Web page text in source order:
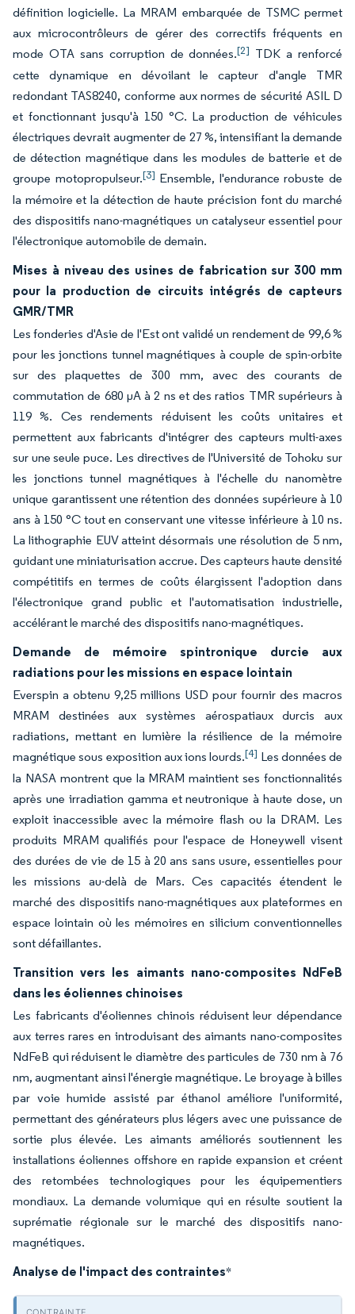
définition logicielle. La MRAM embarquée de TSMC permet
aux microcontrôleurs de gérer des correctifs fréquents en
mode OTA sans corruption de données.[2] TDK a renforcé
cette dynamique en dévoilant le capteur d'angle TMR
redondant TAS8240, conforme aux normes de sécurité ASIL D
et fonctionnant jusqu'à 150 °C. La production de véhicules
électriques devrait augmenter de 27 %, intensifiant la demande
de détection magnétique dans les modules de batterie et de
groupe motopropulseur.[3] Ensemble, l'endurance robuste de
la mémoire et la détection de haute précision font du marché
des dispositifs nano-magnétiques un catalyseur essentiel pour
l'électronique automobile de demain.
Mises à niveau des usines de fabrication sur 300 mm
pour la production de circuits intégrés de capteurs
GMR/TMR
Les fonderies d'Asie de l'Est ont validé un rendement de 99,6 %
pour les jonctions tunnel magnétiques à couple de spin-orbite
sur des plaquettes de 300 mm, avec des courants de
commutation de 680 µA à 2 ns et des ratios TMR supérieurs à
119 %. Ces rendements réduisent les coûts unitaires et
permettent aux fabricants d'intégrer des capteurs multi-axes
sur une seule puce. Les directives de l'Université de Tohoku sur
les jonctions tunnel magnétiques à l'échelle du nanomètre
unique garantissent une rétention des données supérieure à 10
ans à 150 °C tout en conservant une vitesse inférieure à 10 ns.
La lithographie EUV atteint désormais une résolution de 5 nm,
guidant une miniaturisation accrue. Des capteurs haute densité
compétitifs en termes de coûts élargissent l'adoption dans
l'électronique grand public et l'automatisation industrielle,
accélérant le marché des dispositifs nano-magnétiques.
Demande de mémoire spintronique durcie aux
radiations pour les missions en espace lointain
Everspin a obtenu 9,25 millions USD pour fournir des macros
MRAM destinées aux systèmes aérospatiaux durcis aux
radiations, mettant en lumière la résilience de la mémoire
magnétique sous exposition aux ions lourds.[4] Les données de
la NASA montrent que la MRAM maintient ses fonctionnalités
après une irradiation gamma et neutronique à haute dose, un
exploit inaccessible avec la mémoire flash ou la DRAM. Les
produits MRAM qualifiés pour l'espace de Honeywell visent
des durées de vie de 15 à 20 ans sans usure, essentielles pour
les missions au-delà de Mars. Ces capacités étendent le
marché des dispositifs nano-magnétiques aux plateformes en
espace lointain où les mémoires en silicium conventionnelles
sont défaillantes.
Transition vers les aimants nano-composites NdFeB
dans les éoliennes chinoises
Les fabricants d'éoliennes chinois réduisent leur dépendance
aux terres rares en introduisant des aimants nano-composites
NdFeB qui réduisent le diamètre des particules de 730 nm à 76
nm, augmentant ainsi l'énergie magnétique. Le broyage à billes
par voie humide assisté par éthanol améliore l'uniformité,
permettant des générateurs plus légers avec une puissance de
sortie plus élevée. Les aimants améliorés soutiennent les
installations éoliennes offshore en rapide expansion et créent
des retombées technologiques pour les équipementiers
mondiaux. La demande volumique qui en résulte soutient la
suprématie régionale sur le marché des dispositifs nano-
magnétiques.
Analyse de l'impact des contraintes*